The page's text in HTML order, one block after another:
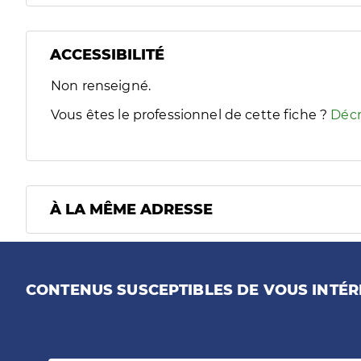
ACCESSIBILITÉ
Filtres
Sélectionnez un ou plusieurs handicaps/besoins
Non renseigné.
Vous êtes le professionnel de cette fiche ?
À LA MÊME ADRESSE
CONTENUS SUSCEPTIBLES DE VOUS